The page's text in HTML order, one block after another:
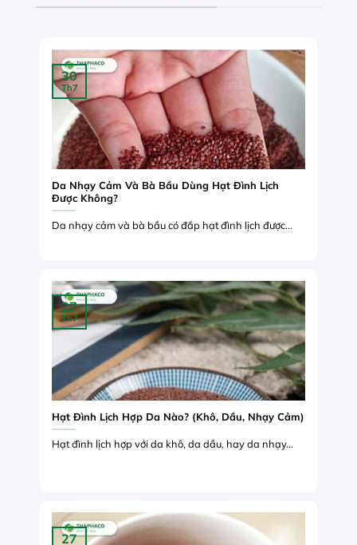
Da Nhạy Cảm Và Bà Bầu Dùng Hạt Đình Lịch
Được Không?
Da nhạy cảm và bà bầu có đắp hạt đình lịch được...
30
Th7
Hạt Đình Lịch Hợp Da Nào? (Khô, Dầu, Nhạy Cảm)
Hạt đình lịch hợp với da khô, da dầu, hay da nhạy...
27
Th7
27